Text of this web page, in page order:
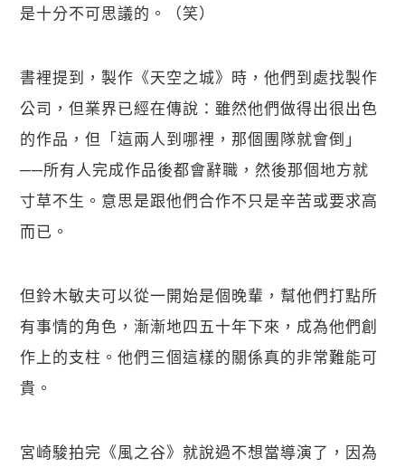
是十分不可思議的。（笑）
書裡提到，製作《天空之城》時，他們到處找製作
公司，但業界已經在傳說：雖然他們做得出很出色
的作品，但「這兩人到哪裡，那個團隊就會倒」
──所有人完成作品後都會辭職，然後那個地方就
寸草不生。意思是跟他們合作不只是辛苦或要求高
而已。
但鈴木敏夫可以從一開始是個晚輩，幫他們打點所
有事情的角色，漸漸地四五十年下來，成為他們創
作上的支柱。他們三個這樣的關係真的非常難能可
貴。
宮崎駿拍完《風之谷》就說過不想當導演了，因為